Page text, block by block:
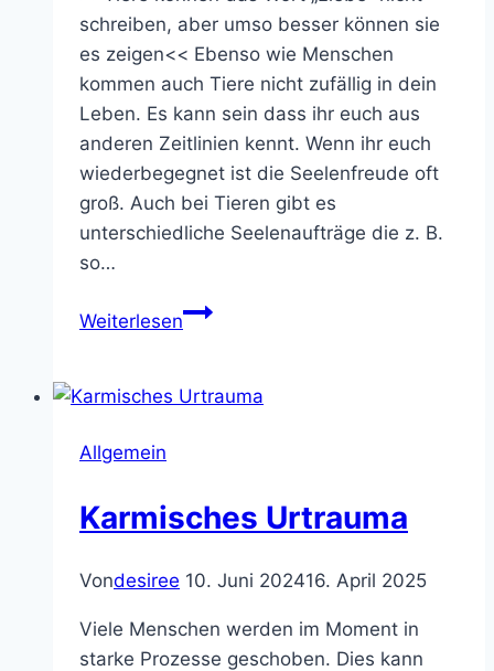
schreiben, aber umso besser können sie
es zeigen<< Ebenso wie Menschen
kommen auch Tiere nicht zufällig in dein
Leben. Es kann sein dass ihr euch aus
anderen Zeitlinien kennt. Wenn ihr euch
wiederbegegnet ist die Seelenfreude oft
groß. Auch bei Tieren gibt es
unterschiedliche Seelenaufträge die z. B.
so…
WeiterlesenTiere
lichtvollen
Allgemein
Karmisches Urtrauma
Vondesiree 10. Juni 202416. April 2025
Viele Menschen werden im Moment in
starke Prozesse geschoben. Dies kann